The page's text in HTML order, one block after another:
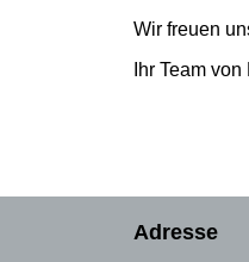
Wir freuen
Ihr Team
Adresse